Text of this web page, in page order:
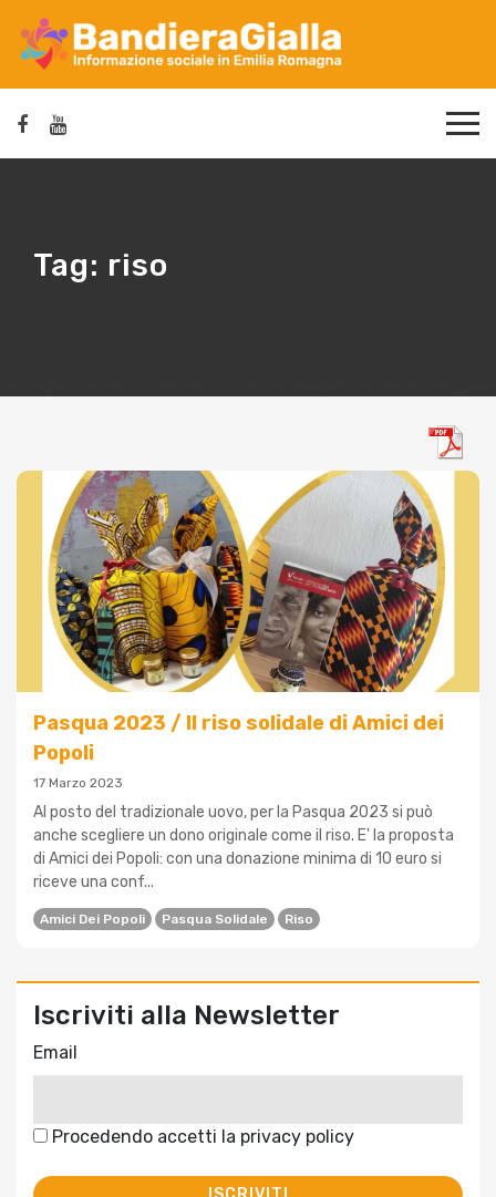
Tag: riso
Pasqua 2023 / Il riso solidale di Amici dei
Popoli
17 Marzo 2023
Al posto del tradizionale uovo, per la Pasqua 2023 si può
anche scegliere un dono originale come il riso. E' la proposta
di Amici dei Popoli: con una donazione minima di 10 euro si
riceve una conf...
Amici Dei Popoli Pasqua Solidale Riso
Iscriviti alla Newsletter
Email
Procedendo accetti la privacy policy